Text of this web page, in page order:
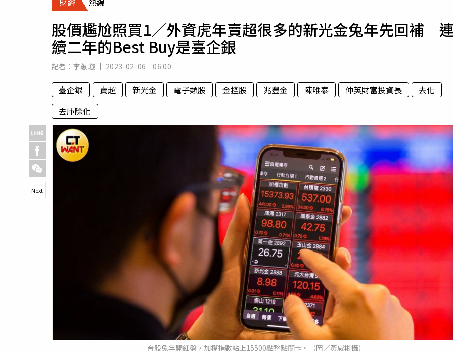
專欄
房產新勢力
運勢
股價尷尬照買1／外資虎年賣超很多的新光金兔年先回補
續二年的Best Buy是臺企銀
記者： 李蕙璇 2023-02-06 06:00
臺企銀 賣超 新光金 電子類股 金控股 兆豐金 陳唯泰 仲英財富投資長
去化
去庫除化
台股兔年開紅盤，加權指數站上15500點整點關卡。（圖／黃威彬攝）
Next